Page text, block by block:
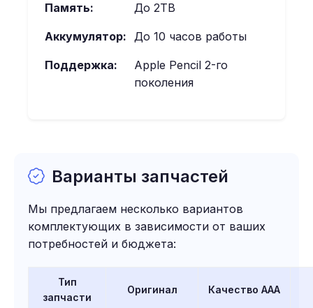
Память: До 2TB
Аккумулятор: До 10 часов работы
Поддержка:
Apple Pencil 2-го
поколения
Варианты запчастей
Мы предлагаем несколько вариантов
комплектующих в зависимости от ваших
потребностей и бюджета:
Тип
запчасти
Оригинал Качество AAA